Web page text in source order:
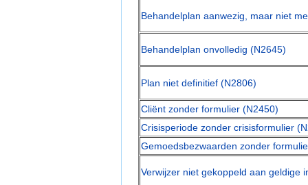
Behandelplan aanwezig, maar niet
Behandelplan onvolledig (N2645)
Plan niet definitief (N2806)
Cliënt zonder formulier (N2450)
Crisisperiode zonder crisisformulier
Gemoedsbezwaarden zonder
Verwijzer niet gekoppeld aan geldige